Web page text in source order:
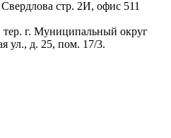
стр. 2И, офис 511
г. Муниципальный округ
ул., д. 25, пом. 17/3.